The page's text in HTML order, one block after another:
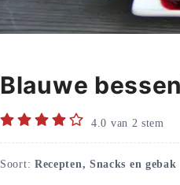
Blauwe
4.0 van 2 stem
Soort: Recepten, Snacks en gebak